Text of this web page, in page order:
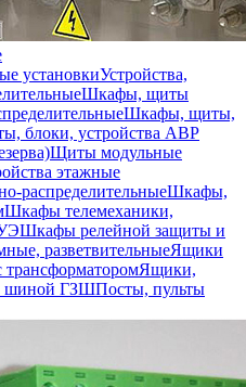
установкиУстройства,
Шкафы, щиты
Шкафы, щиты,
блоки, устройства АВР
Щиты модульные
этажные
распределительныеШкафы,
Шкафы телемеханики,
Шкафы релейной защиты и
разветвительныеЯщики
Ящики,
шиной ГЗШПосты, пульты